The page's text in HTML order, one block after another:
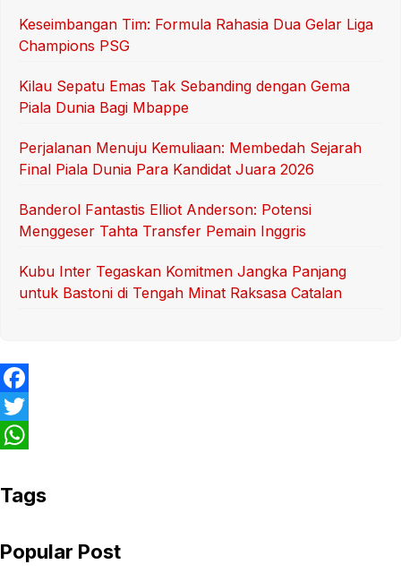
Keseimbangan Tim: Formula Rahasia Dua Gelar Liga
Champions PSG
Kilau Sepatu Emas Tak Sebanding dengan Gema
Piala Dunia Bagi Mbappe
Perjalanan Menuju Kemuliaan: Membedah Sejarah
Final Piala Dunia Para Kandidat Juara 2026
Banderol Fantastis Elliot Anderson: Potensi
Menggeser Tahta Transfer Pemain Inggris
Kubu Inter Tegaskan Komitmen Jangka Panjang
untuk Bastoni di Tengah Minat Raksasa Catalan
F
a
e
o
T
i
t
h
t
Tags
Popular Post